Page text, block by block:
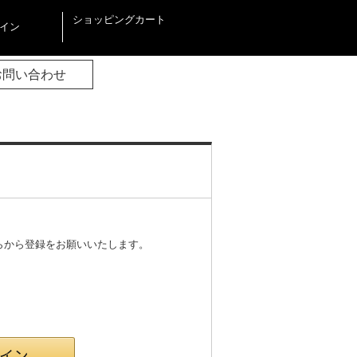
ン
ショッピングカート
問い合わせ
ら登録をお願いいたします。